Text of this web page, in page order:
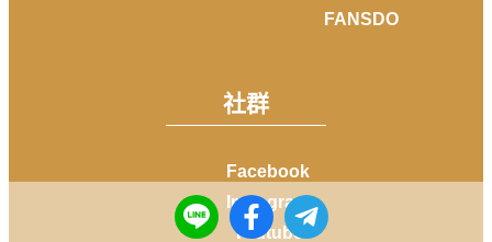
FANSDO
社群
Facebook
Instagram
Youtube